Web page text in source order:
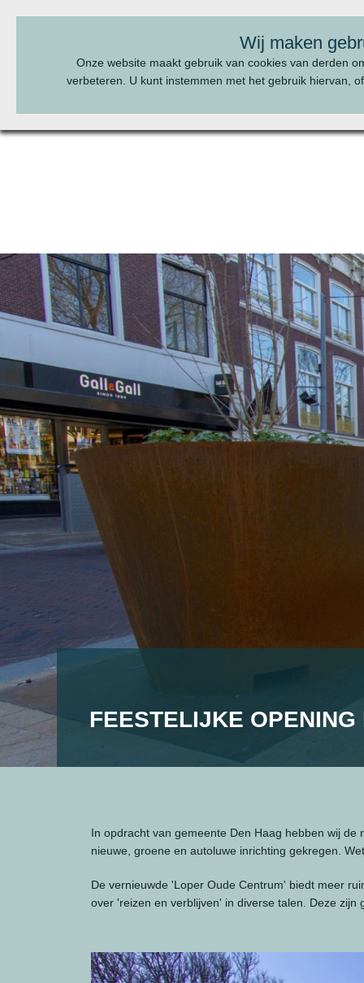
Wij maken
Onze website maakt gebruik van cookies van derden
verbeteren. U kunt instemmen met het gebruik hiervan,
BEL ONS:070 - 322 20 22
FEESTELIJKE OPENING
In opdracht van gemeente Den Haag hebben wij
nieuwe, groene en autoluwe inrichting gekregen.
De vernieuwde 'Loper Oude Centrum' biedt meer
over 'reizen en verblijven' in diverse talen. Deze